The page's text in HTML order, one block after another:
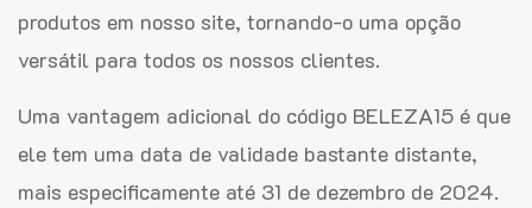
produtos em nosso site, tornando-o uma opção
versátil para todos os nossos clientes.
Uma vantagem adicional do código BELEZA15 é que
ele tem uma data de validade bastante distante,
mais especificamente até 31 de dezembro de 2024.